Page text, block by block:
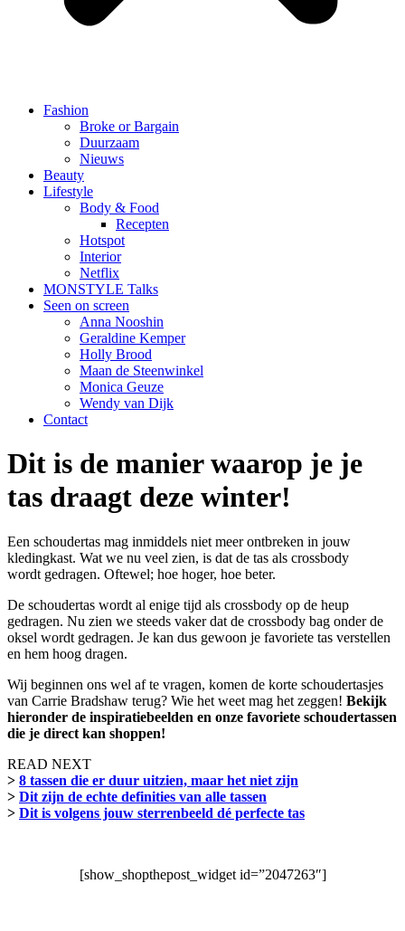
Fashion
Broke or Bargain
Duurzaam
Nieuws
Beauty
Lifestyle
Body & Food
Recepten
Hotspot
Interior
Netflix
MONSTYLE Talks
Seen on screen
Anna Nooshin
Geraldine Kemper
Holly Brood
Maan de Steenwinkel
Monica Geuze
Wendy van Dijk
Contact
Dit is de manier waarop je je
tas draagt deze winter!
Een schoudertas mag inmiddels niet meer ontbreken in jouw
kledingkast. Wat we nu veel zien, is dat de tas als crossbody
wordt gedragen. Oftewel; hoe hoger, hoe beter.
De schoudertas wordt al enige tijd als crossbody op de heup
gedragen. Nu zien we steeds vaker dat de crossbody bag onder de
oksel wordt gedragen. Je kan dus gewoon je favoriete tas verstellen
en hem hoog dragen.
Wij beginnen ons wel af te vragen, komen de korte schoudertasjes
van Carrie Bradshaw terug? Wie het weet mag het zeggen! Bekijk
hieronder de inspiratiebeelden en onze favoriete schoudertassen
die je direct kan shoppen!
READ NEXT
> 8 tassen die er duur uitzien, maar het niet zijn
> Dit zijn de echte definities van alle tassen
> Dit is volgens jouw sterrenbeeld dé perfecte tas
[show_shopthepost_widget id=”2047263″]